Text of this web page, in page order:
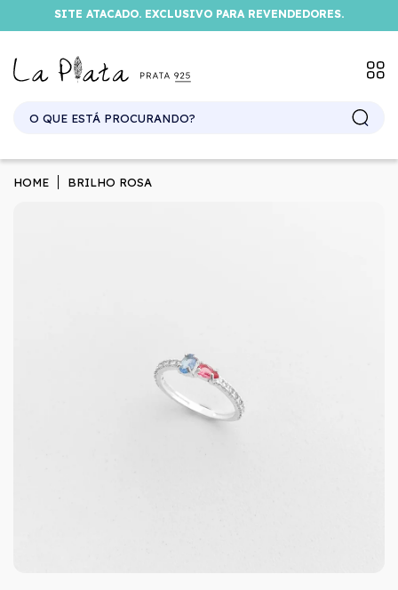
SITE ATACADO. EXCLUSIVO PARA REVENDEDORES.
HOME BRILHO ROSA